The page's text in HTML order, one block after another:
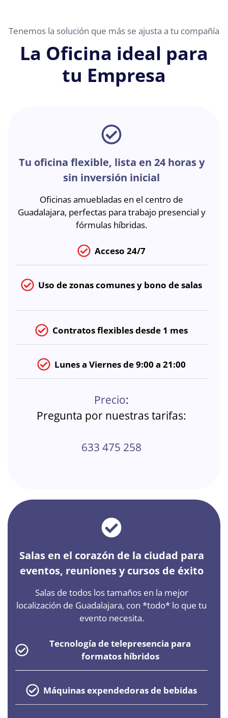
Tenemos la solución que más se ajusta a tu compañía
La Oficina ideal para
tu Empresa
Tu oficina flexible, lista en 24 horas y
sin inversión inicial
Oficinas amuebladas en el centro de
Guadalajara, perfectas para trabajo presencial y
fórmulas híbridas.
Acceso 24/7
Uso de zonas comunes y bono de salas
Contratos flexibles desde 1 mes
Lunes a Viernes de 9:00 a 21:00
Precio:
Pregunta por nuestras tarifas:
633 475 258
Salas en el corazón de la ciudad para
eventos, reuniones y cursos de éxito
Salas de todos los tamaños en la mejor
localización de Guadalajara, con *todo* lo que tu
evento necesita.
Tecnología de telepresencia para
formatos híbridos
Máquinasexpendedoras de bebidas